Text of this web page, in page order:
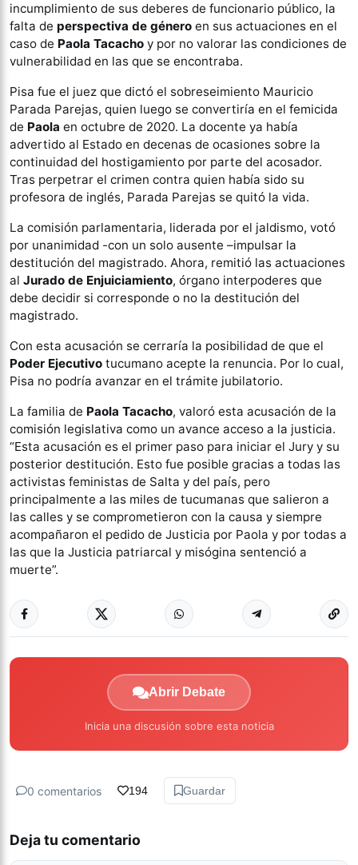
incumplimiento de sus deberes de funcionario público, la
falta de perspectiva de género en sus actuaciones en el
caso de Paola Tacacho y por no valorar las condiciones de
vulnerabilidad en las que se encontraba.
Pisa fue el juez que dictó el sobreseimiento Mauricio
Parada Parejas, quien luego se convertiría en el femicida
de Paola en octubre de 2020. La docente ya había
advertido al Estado en decenas de ocasiones sobre la
continuidad del hostigamiento por parte del acosador.
Tras perpetrar el crimen contra quien había sido su
profesora de inglés, Parada Parejas se quitó la vida.
La comisión parlamentaria, liderada por el jaldismo, votó
por unanimidad -con un solo ausente –impulsar la
destitución del magistrado. Ahora, remitió las actuaciones
al Jurado de Enjuiciamiento, órgano interpoderes que
debe decidir si corresponde o no la destitución del
magistrado.
Con esta acusación se cerraría la posibilidad de que el
Poder Ejecutivo tucumano acepte la renuncia. Por lo cual,
Pisa no podría avanzar en el trámite jubilatorio.
La familia de Paola Tacacho, valoró esta acusación de la
comisión legislativa como un avance acceso a la justicia.
“Esta acusación es el primer paso para iniciar el Jury y su
posterior destitución. Esto fue posible gracias a todas las
activistas feministas de Salta y del país, pero
principalmente a las miles de tucumanas que salieron a
las calles y se comprometieron con la causa y siempre
acompañaron el pedido de Justicia por Paola y por todas a
las que la Justicia patriarcal y misógina sentenció a
muerte”.
Abrir Debate
Inicia una discusión sobre esta noticia
0 comentarios 194 Guardar
Deja tu comentario